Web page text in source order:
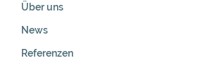
Über uns
News
Referenzen